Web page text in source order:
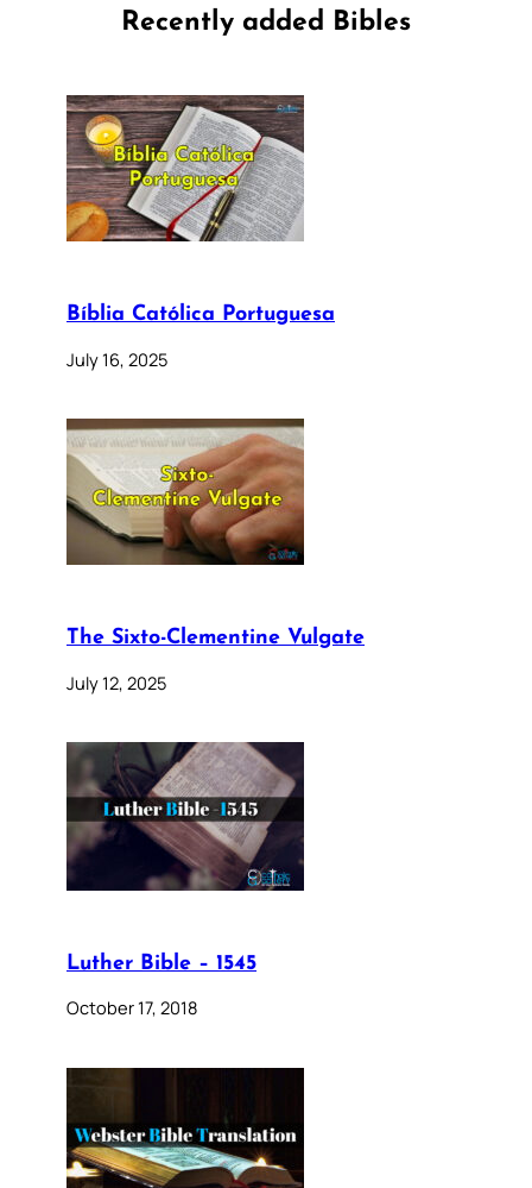
Recently added Bibles
Bíblia Católica Portuguesa
July 16, 2025
The Sixto-Clementine Vulgate
July 12, 2025
Luther Bible – 1545
October 17, 2018